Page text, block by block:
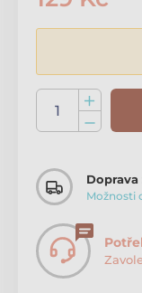
Doprava
Možnosti